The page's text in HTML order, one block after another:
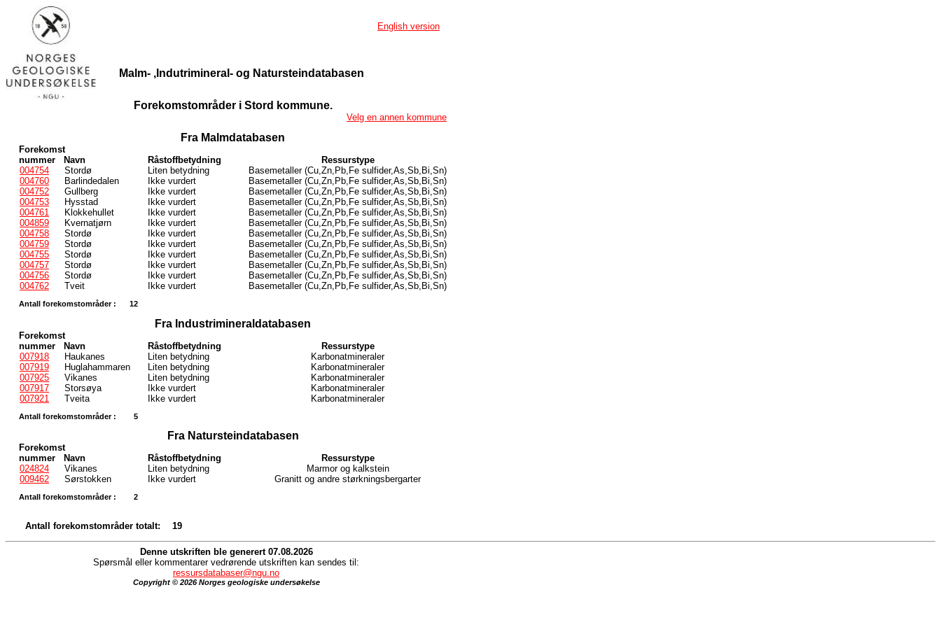
English version
Malm- ,Indutrimineral- og Natursteindatabasen
Forekomstområder i Stord kommune.
Velg en annen kommune
Fra Malmdatabasen
Forekomst
nummer
Navn Råstoffbetydning
Ressurstype
004754
Stordø Liten betydning
Basemetaller (Cu,Zn,Pb,Fe sulfider,As,Sb,Bi,Sn)
004760
Barlindedalen Ikke vurdert
Basemetaller (Cu,Zn,Pb,Fe sulfider,As,Sb,Bi,Sn)
004752
Gullberg Ikke vurdert
Basemetaller (Cu,Zn,Pb,Fe sulfider,As,Sb,Bi,Sn)
004753
Hysstad Ikke vurdert
Basemetaller (Cu,Zn,Pb,Fe sulfider,As,Sb,Bi,Sn)
004761
Klokkehullet Ikke vurdert
Basemetaller (Cu,Zn,Pb,Fe sulfider,As,Sb,Bi,Sn)
004859
Kvernatjørn Ikke vurdert
Basemetaller (Cu,Zn,Pb,Fe sulfider,As,Sb,Bi,Sn)
004758
Stordø Ikke vurdert
Basemetaller (Cu,Zn,Pb,Fe sulfider,As,Sb,Bi,Sn)
004759
Stordø Ikke vurdert
Basemetaller (Cu,Zn,Pb,Fe sulfider,As,Sb,Bi,Sn)
004755
Stordø Ikke vurdert
Basemetaller (Cu,Zn,Pb,Fe sulfider,As,Sb,Bi,Sn)
004757
Stordø Ikke vurdert
Basemetaller (Cu,Zn,Pb,Fe sulfider,As,Sb,Bi,Sn)
004756
Stordø Ikke vurdert
Basemetaller (Cu,Zn,Pb,Fe sulfider,As,Sb,Bi,Sn)
004762
Tveit Ikke vurdert Basemetaller (Cu,Zn,Pb,Fe sulfider,As,Sb,Bi,Sn)
Antall forekomstområder : 12
Fra Industrimineraldatabasen
Forekomst
nummer
Navn Råstoffbetydning
Ressurstype
007918
Haukanes Liten betydning
Karbonatmineraler
007919
Huglahammaren Liten betydning
Karbonatmineraler
007925
Vikanes Liten betydning
Karbonatmineraler
007917
Storsøya Ikke vurdert
Karbonatmineraler
007921
Tveita Ikke vurdert Karbonatmineraler
Antall forekomstområder : 5
Fra Natursteindatabasen
Forekomst
nummer
Navn Råstoffbetydning
Ressurstype
024824
Vikanes Liten betydning
Marmor og kalkstein
009462
Sørstokken Ikke vurdert Granitt og andre størkningsbergarter
Antall forekomstområder : 2
Antall forekomstområder totalt: 19
Denne utskriften ble generert 07.08.2026
Spørsmål eller kommentarer vedrørende utskriften kan sendes til:
ressursdatabaser@ngu.no
Copyright © 2026 Norges geologiske undersøkelse